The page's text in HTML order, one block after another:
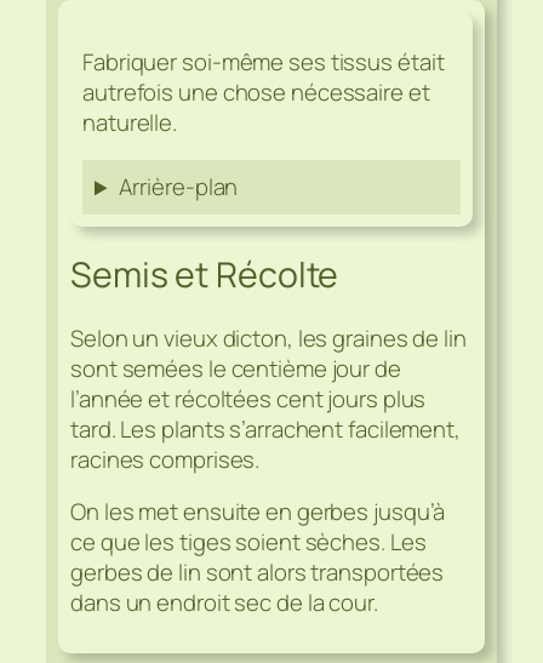
Fabriquer soi-même ses tissus était
autrefois une chose nécessaire et
naturelle.
Arrière-plan
Semis et Récolte
Selon un vieux dicton, les graines de lin
sont semées le centième jour de
l’année et récoltées cent jours plus
tard. Les plants s’arrachent facilement,
racines comprises.
On les met ensuite en gerbes jusqu’à
ce que les tiges soient sèches. Les
gerbes de lin sont alors transportées
dans un endroit sec de la cour.